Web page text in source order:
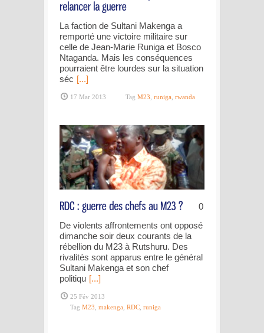
La faction de Sultani Makenga a
remporté une victoire militaire sur
celle de Jean-Marie Runiga et Bosco
Ntaganda. Mais les conséquences
pourraient être lourdes sur la situation
séc [...]
17 Mar 2013 Tag M23 runiga rwanda
0
De violents affrontements ont opposé
dimanche soir deux courants de la
rébellion du M23 à Rutshuru. Des
rivalités sont apparus entre le général
Sultani Makenga et son chef
politiqu [...]
25 Fév 2013
Tag M23 makenga RDC runiga